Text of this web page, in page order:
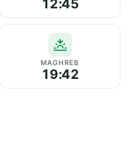
12:45
MAGHREB
19:42